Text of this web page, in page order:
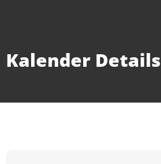
Kalender Details